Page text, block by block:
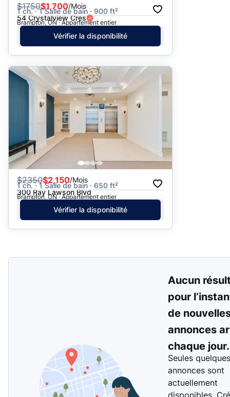
$1750$1,700/Mois
1 ch. · 1 Salle de bain · 900 ft²
54 Crystalview Cres
Brampton, ON · Appartement entier
Vérifier la disponibilité
$2350$2,150/Mois
1 ch. · 1 Salle de bain · 650 ft²
300 Ray Lawson Blvd
Brampton, ON · Appartement entier
Vérifier la disponibilité
Aucun
pour
de
annonces
chaque jour.
Seules quelques
annonces sont
actuellement
disponibles.